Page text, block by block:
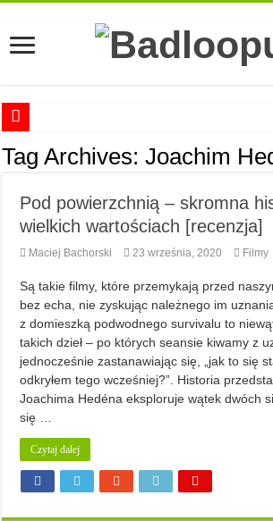
Anna Romaszkan – Praca w prosektorium nie
Najlepsze mangi dla dorosłych
Najciekawsze zapowiedzi komiksowe na 2023 rok
Tag Archives:Joachim
Pod powierzchnią – skromna
wielkich wartościach [recenzja]
Maciej Bachorski 23 września, 2020 Filmy
Są takie filmy, które przemykają przed
bez echa, nie zyskując należnego im
z domieszką podwodnego survivalu to
takich dzieł – po których seansie kiwamy z
jednocześnie zastanawiając się, „jak to się
odkryłem tego wcześniej?”. Historia
Joachima Hedéna eksploruje wątek dwóch
się …
Czytaj dalej